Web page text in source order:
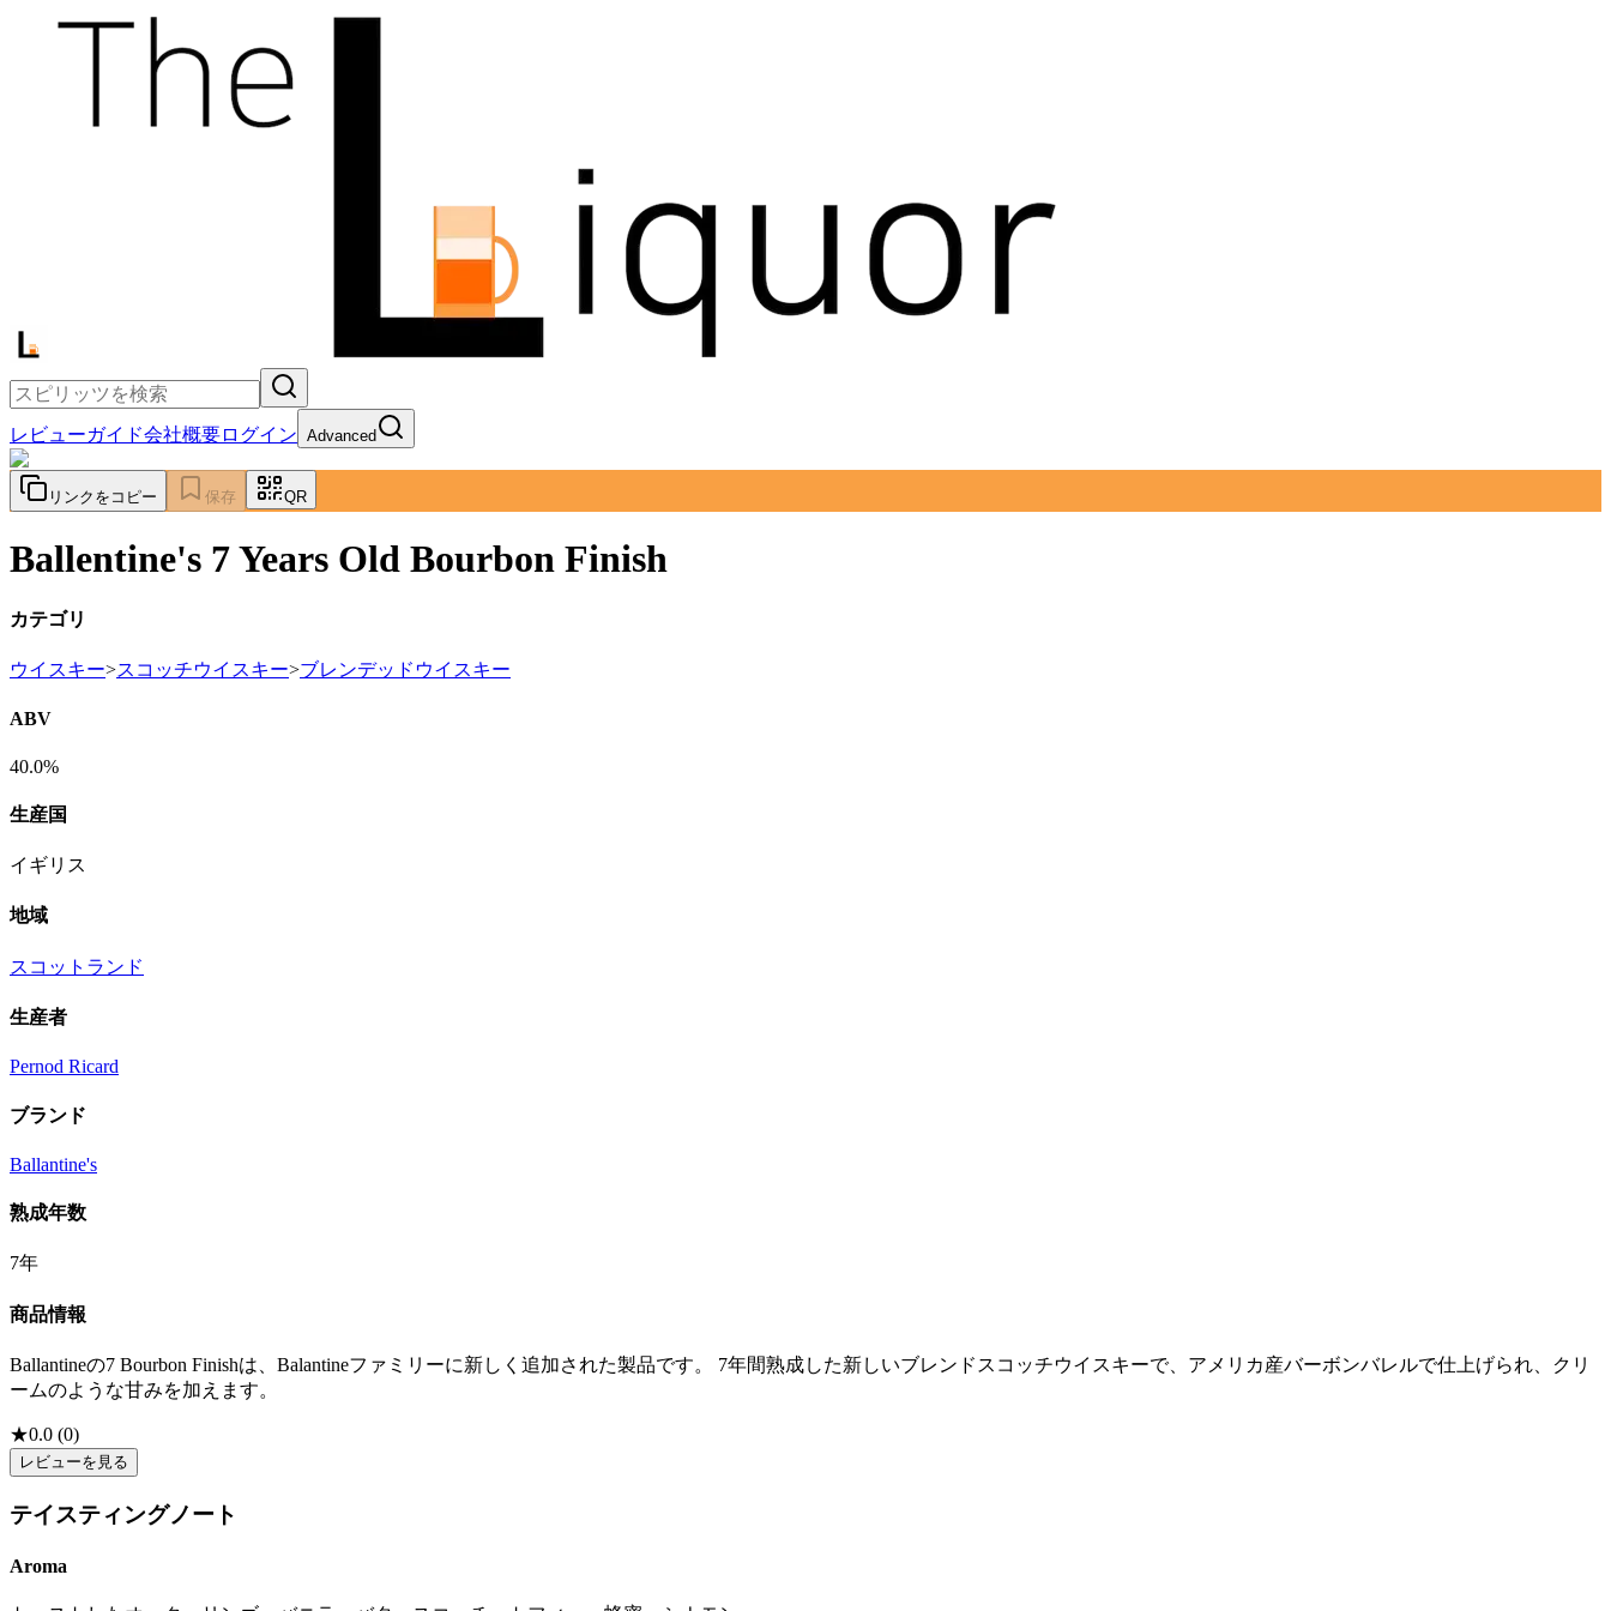
レビューガイド会社概要ログイン Advanced
リンクをコピー 保存 QR
Ballentine's 7 Years Old Bourbon Finish
カテゴリ
ウイスキー>スコッチウイスキー>ブレンデッドウイスキー
ABV
40.0%
生産国
イギリス
地域
スコットランド
生産者
Pernod Ricard
ブランド
Ballantine's
熟成年数
7年
商品情報
Ballantineの7 Bourbon Finishは、Balantineファミリーに新しく追加された製品です。 7年間熟成した新しいブレンドスコッチウイスキーで、アメリカ産バーボンバレルで仕上げられ、クリ
ームのような甘みを加えます。
★0.0 (0)
レビューを見る
テイスティングノート
Aroma